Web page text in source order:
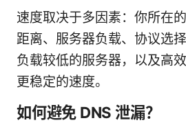
速度取决于多因素：你所在
距离、服务器负载、协议选
负载较低的服务器，以及高
更稳定的速度。
如何避免 DNS 泄漏？